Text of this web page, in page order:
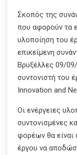
Σκοπός της
που αφορούν τα
υλοποίηση του
επικείμενη
Βρυξέλλες 09/
συντονιστή του
Innovation and
Οι ενέργειες
συντονισμένες
φορέων θα είναι
έργου να